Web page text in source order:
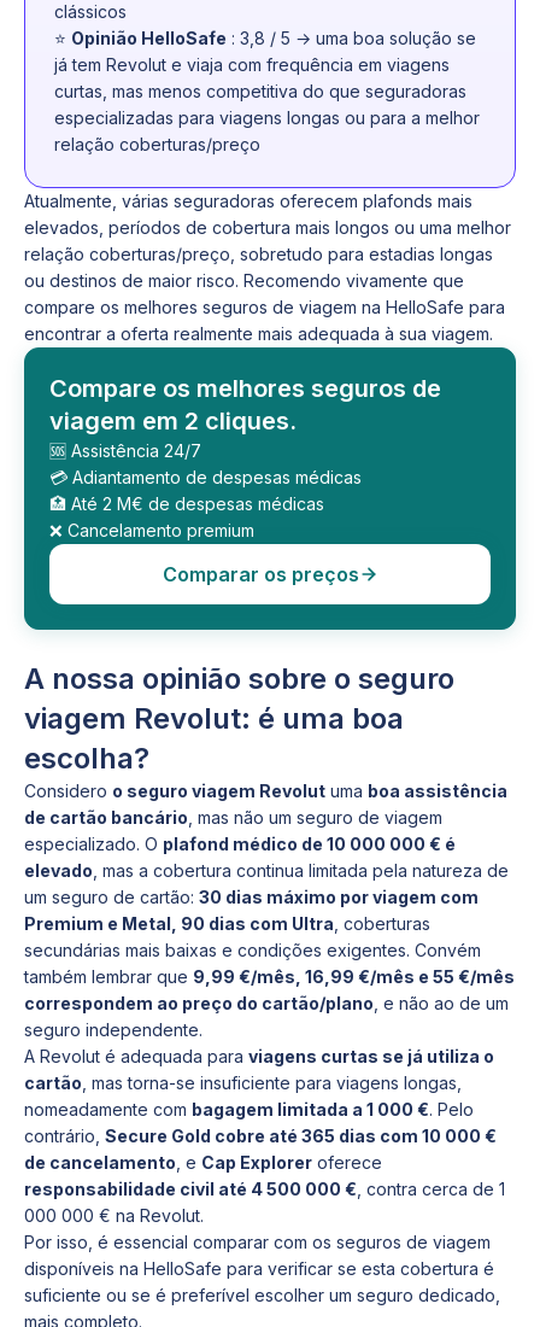
clássicos
⭐ Opinião HelloSafe : 3,8 / 5 → uma boa solução se
já tem Revolut e viaja com frequência em viagens
curtas, mas menos competitiva do que seguradoras
especializadas para viagens longas ou para a melhor
relação coberturas/preço
Atualmente, várias seguradoras oferecem plafonds mais
elevados, períodos de cobertura mais longos ou uma melhor
relação coberturas/preço, sobretudo para estadias longas
ou destinos de maior risco. Recomendo vivamente que
compare os melhores seguros de viagem na HelloSafe para
encontrar a oferta realmente mais adequada à sua viagem.
Compare os melhores seguros de
viagem em 2 cliques.
🆘 Assistência 24/7
💳 Adiantamento de despesas médicas
🏥 Até 2 M€ de despesas médicas
❌ Cancelamento premium
Comparar os preços
A nossa opinião sobre o seguro
viagem Revolut: é uma boa
escolha?
Considero o seguro viagem Revolut uma boa assistência
de cartão bancário , mas não um seguro de viagem
especializado. O plafond médico de 10 000 000 € é
elevado , mas a cobertura continua limitada pela natureza de
um seguro de cartão: 30 dias máximo por viagem com
Premium e Metal, 90 dias com Ultra , coberturas
secundárias mais baixas e condições exigentes. Convém
também lembrar que 9,99 €/mês, 16,99 €/mês e 55 €/mês
correspondem ao preço do cartão/plano , e não ao de um
seguro independente.
A Revolut é adequada para viagens curtas se já utiliza o
cartão , mas torna-se insuficiente para viagens longas,
nomeadamente com bagagem limitada a 1 000 €. Pelo
contrário, Secure Gold cobre até 365 dias com 10 000 €
de cancelamento , e Cap Explorer oferece
responsabilidade civil até 4 500 000 € , contra cerca de 1
000 000 € na Revolut.
Por isso, é essencial comparar com os seguros de viagem
disponíveis na HelloSafe para verificar se esta cobertura é
suficiente ou se é preferível escolher um seguro dedicado,
mais completo.